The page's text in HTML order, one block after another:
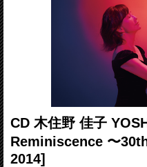
CD 木住野 佳子
Reminiscence 〜
2014]